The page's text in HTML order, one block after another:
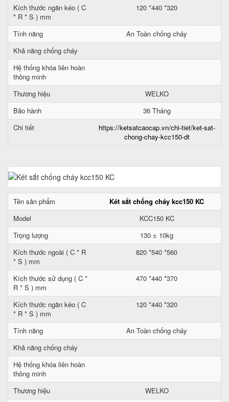
Kích thước ngăn kéo ( C
* R * S ) mm
120 *440 *320
Tính năng
An Toàn chống cháy
Khả năng chống cháy
Hệ thống khóa liên hoàn
thông minh
Thương hiệu
WELKO
Bảo hành
36 Tháng
Chi tiết
https://ketsatcaocap.vn/chi-tiet/ket-sat-
chong-chay-kcc150-dt
Tên sản phẩm
Két sắt chống cháy kcc150 KC
Model
KCC150 KC
Trọng lượng
130 ± 10kg
Kích thước ngoài ( C * R
* S ) mm
820 *540 *560
Kích thước sử dụng ( C *
R * S ) mm
470 *440 *370
Kích thước ngăn kéo ( C
* R * S ) mm
120 *440 *320
Tính năng
An Toàn chống cháy
Khả năng chống cháy
Hệ thống khóa liên hoàn
thông minh
Thương hiệu
WELKO